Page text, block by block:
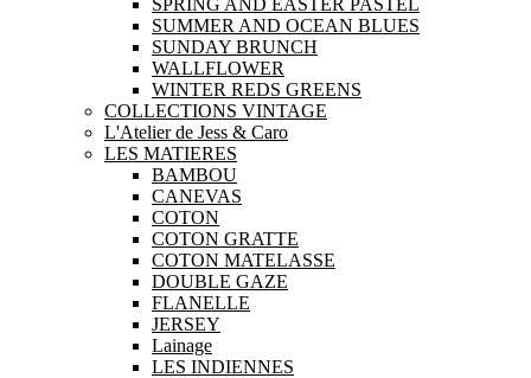
SPRING AND EASTER PASTEL
SUMMER AND OCEAN BLUES
SUNDAY BRUNCH
WALLFLOWER
WINTER REDS GREENS
COLLECTIONS VINTAGE
L'Atelier de Jess & Caro
LES MATIERES
BAMBOU
CANEVAS
COTON
COTON GRATTE
COTON MATELASSE
DOUBLE GAZE
FLANELLE
JERSEY
Lainage
LES INDIENNES